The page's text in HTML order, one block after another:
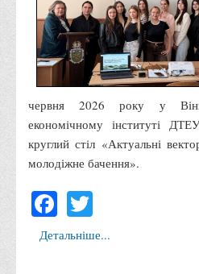
Фізичного виховання та
Менеджменту та публічного
Інноваційної економіки та
Психології
Права
Фінансів
Іноземної філології та
Відділи
Реклами та зв'язків з
червня 2026 року у
економічному інституті
круглий стіл «Актуальні
молодіжне бачення».
Facebook
Детальніше...